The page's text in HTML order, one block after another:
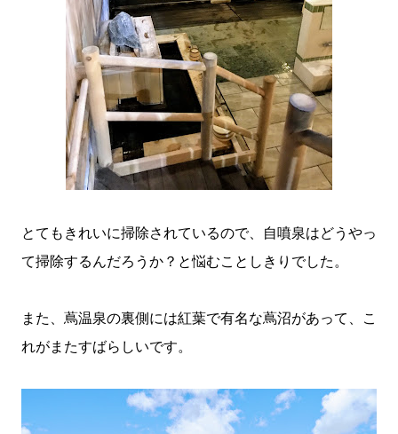
とてもきれいに掃除されているので、自噴泉はどうやっ
て掃除するんだろうか？と悩むことしきりでした。
また、蔦温泉の裏側には紅葉で有名な蔦沼があって、こ
れがまたすばらしいです。